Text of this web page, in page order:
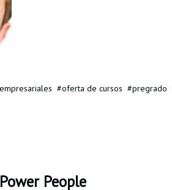
oferta de cursos pregrado
People